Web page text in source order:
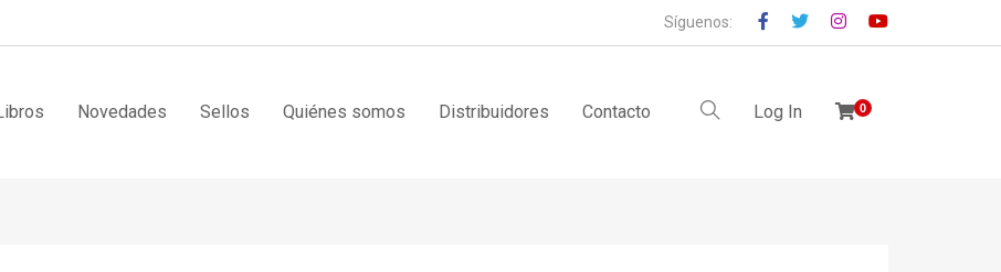
Síguenos:
Novedades Sellos Quiénes somos Distribuidores Contacto Log In 0